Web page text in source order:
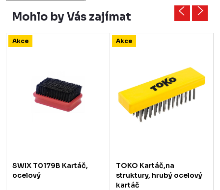
Mohlo by Vás zajímat
Akce
SWIX T0179B Kartáč,
ocelový
Akce
TOKO Kartáč,na
struktury, hrubý ocelový
kartáč